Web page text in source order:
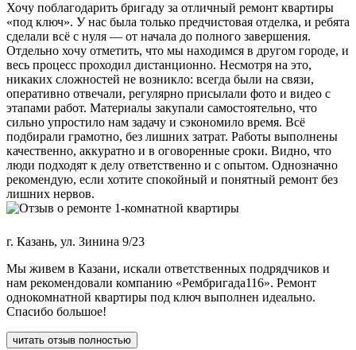
Хочу поблагодарить бригаду за отличный ремонт квартиры
«под ключ». У нас была только предчистовая отделка, и ребята
сделали всё с нуля — от начала до полного завершения.
Отдельно хочу отметить, что мы находимся в другом городе, и
весь процесс проходил дистанционно. Несмотря на это,
никаких сложностей не возникло: всегда были на связи,
оперативно отвечали, регулярно присылали фото и видео с
этапами работ. Материалы закупали самостоятельно, что
сильно упростило нам задачу и сэкономило время. Всё
подбирали грамотно, без лишних затрат. Работы выполнены
качественно, аккуратно и в оговоренные сроки. Видно, что
люди подходят к делу ответственно и с опытом. Однозначно
рекомендую, если хотите спокойный и понятный ремонт без
лишних нервов.
г. Казань, ул. Зинина 9/23
Мы живем в Казани, искали ответственных подрядчиков и
нам рекомендовали компанию «Рембригада116». Ремонт
однокомнатной квартиры под ключ выполнен идеально.
Спасибо большое!
читать отзыв полностью